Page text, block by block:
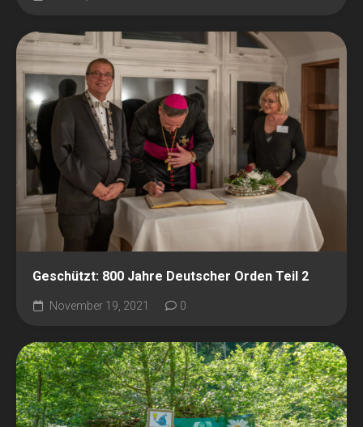
Geschützt: 800 Jahre Deutscher Orden Teil 2
November 19, 2021 0